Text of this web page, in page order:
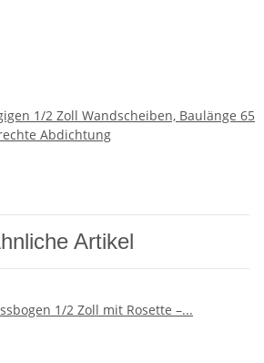
1/2 Zoll Wandscheiben, Baulänge 65
Abdichtung
Artikel